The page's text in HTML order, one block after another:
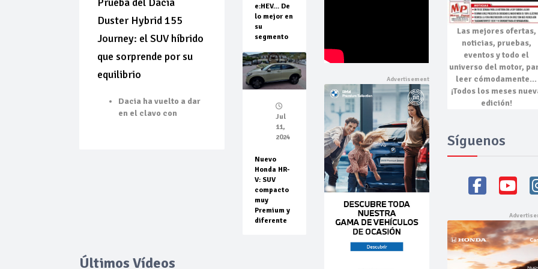
Duster Hybrid 155
Journey: el SUV híbrido
que sorprende por su
equilibrio
Dacia ha vuelto a dar
en el clavo con
e:HEV… De
lo mejor en
su
segmento
Jul
11,
2024
Nuevo
Honda HR-
V: SUV
compacto
muy
Premium y
diferente
Últimos Vídeos
Las mejores ofertas,
noticias, pruebas,
eventosy todo el
universo del motor,
leer cómodamente…
¡Todos los meses
edición!
Síguenos